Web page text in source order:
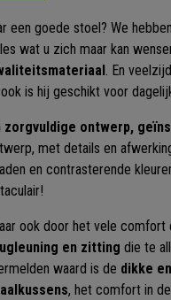
een goede stoel? We
wat u zich maar kan
. En
is hij geschikt voor
zorgvuldige ontwerp,
met details en
en contrasterende
ook door het vele
en zitting die te
waard is de dikke
, het comfort in